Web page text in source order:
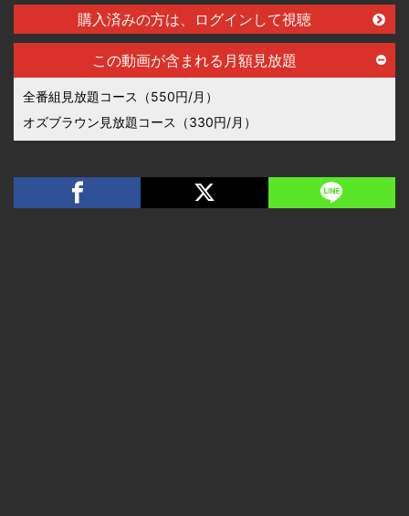
購入済みの方は、ログインして視聴
この動画が含まれる月額見放題
全番組見放題コース（550円/月）
オズブラウン見放題コース（330円/月）